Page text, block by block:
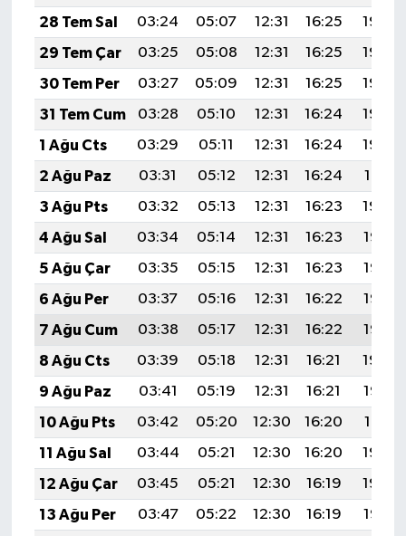
28 Tem Sal
03:24 05:07 12:31 16:25
19:46
29 Tem Çar
03:25 05:08 12:31 16:25
19:45
30 Tem Per
03:27 05:09 12:31 16:25
19:44
31 Tem Cum
03:28 05:10 12:31 16:24
19:43
1 Ağu Cts
03:29 05:11 12:31 16:24
19:42
2 Ağu Paz
03:31 05:12 12:31 16:24
19:41
3 Ağu Pts
03:32 05:13 12:31 16:23
19:39
4 Ağu Sal
03:34 05:14 12:31 16:23
19:38
5 Ağu Çar
03:35 05:15 12:31 16:23
19:37
6 Ağu Per
03:37 05:16 12:31 16:22
19:36
7 Ağu Cum
03:38 05:17 12:31 16:22
19:35
8 Ağu Cts
03:39 05:18 12:31 16:21
19:34
9 Ağu Paz
03:41 05:19 12:31 16:21
19:32
10 Ağu Pts
03:42 05:20 12:30 16:20
19:31
11 Ağu Sal
03:44 05:21 12:30 16:20
19:30
12 Ağu Çar
03:45 05:21 12:30 16:19
19:29
13 Ağu Per
03:47 05:22 12:30 16:19
19:27